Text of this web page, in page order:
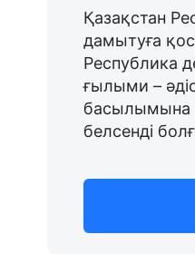
Қазақстан
дамытуға
Республика
ғылыми –
басылымына
белсенді